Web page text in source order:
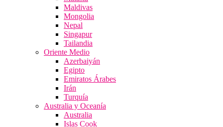
Maldivas
Mongolia
Nepal
Singapur
Tailandia
Oriente Medio
Azerbaiyán
Egipto
Emiratos Árabes
Irán
Turquía
Australia y Oceanía
Australia
Islas Cook